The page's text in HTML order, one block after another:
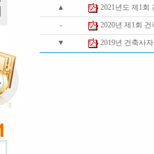
▲ 2021년도 제1회
- 2020년 제1회
▼ 2019년 건축사